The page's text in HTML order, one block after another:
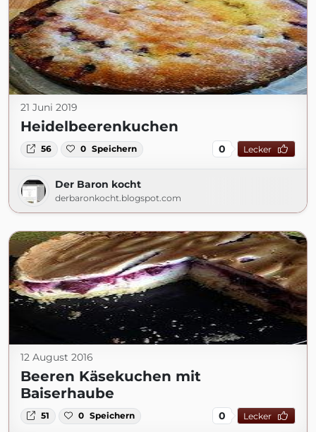
21 Juni 2019
Heidelbeerenkuchen
56 0 Speichern 0 Lecker
Der Baron kocht
derbaronkocht.blogspot.com
12 August 2016
Beeren Käsekuchen mit
Baiserhaube
51 0 Speichern 0 Lecker